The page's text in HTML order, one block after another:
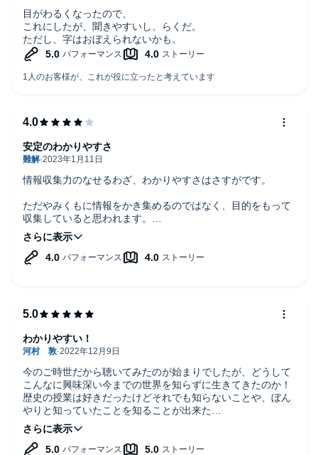
目がわるくなったので、
これにしたが、聞きやすいし、らくだ。
ただし、字はおぼえられないかも。
情報収集力のなせるわざ、わかりやすさはさすがです。
ただやみくもに情報をかき集めるのではなく、目的をもって
収集していると思われます。
その視点、切り口がすばらしいと思います。
安定のわかりやすさ
今のご時世だから聴いてみたのが始まりでしたが、どうして
こんなに興味深い今までの世界を知らずに生きてきたのか！
歴史の授業は好きだったけどそれでも知らないことや、ぼん
やりと知っていたことを知ることが出来た
気になる事柄を検索しながら聴きました
あぁ、あと何年生きられるんだろう！
知りたいことが増えて増えて困った作品です
わかりやすい！